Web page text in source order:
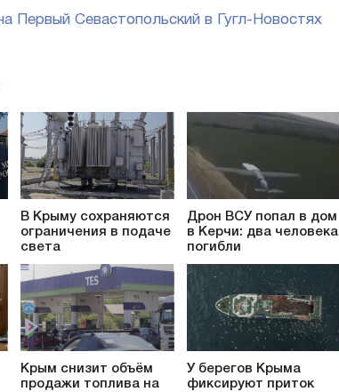
Первый Севастопольский в Гугл-Новостях
В Крыму сохраняются
ограничения в подаче
света
Дрон ВСУ попал в дом
в Керчи: два человека
погибли
Крым снизит объём
продажи топлива на
У берегов Крыма
фиксируют приток